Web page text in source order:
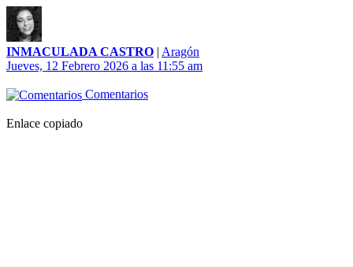
INMACULADA CASTRO | Aragón
Jueves, 12 Febrero 2026 a las 11:55 am
Comentarios
Enlace copiado